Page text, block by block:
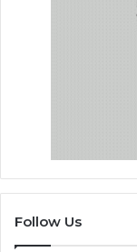
Follow Us